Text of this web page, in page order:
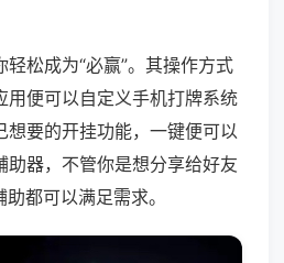
松成为“必赢”。其操作方式
用便可以自定义手机打牌系统
想要的开挂功能，一键便可以
助器，不管你是想分享给好友
都可以满足需求。